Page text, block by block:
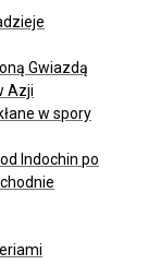
Gwiazdą
Azji
w spory
Indochin po